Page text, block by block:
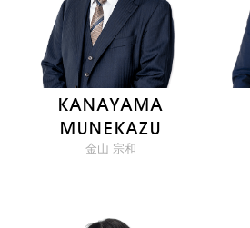
KANAYAMA
MUNEKAZU
金山 宗和